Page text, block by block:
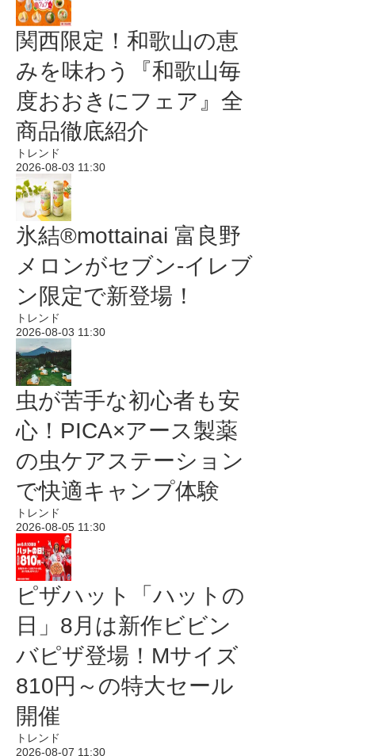
関西限定！和歌山の恵
みを味わう『和歌山毎
度おおきにフェア』全
商品徹底紹介
トレンド
2026-08-03 11:30
氷結®mottainai 富良野
メロンがセブン‐イレブ
ン限定で新登場！
トレンド
2026-08-03 11:30
虫が苦手な初心者も安
心！PICA×アース製薬
の虫ケアステーション
で快適キャンプ体験
トレンド
2026-08-05 11:30
ピザハット「ハットの
日」8月は新作ビビン
バピザ登場！Mサイズ
810円～の特大セール
開催
トレンド
2026-08-07 11:30